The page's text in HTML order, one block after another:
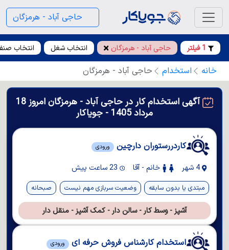
حاجی آباد - هرمزگان
1 فیلتر حاجی آباد - هرمزگان انتخاب شغل انتخاب
خانه استخدام حاجی آباد - هرمزگان
آگهی استخدام کار در حاجی آباد - هرمزگان امروز 18
مرداد 1405 - جویاکار
کاردررستوران دارچین ورودی
4 شهر خانم - آقا 23 ساعت پیش
مبتدی یا بدون سابقه وضعیت سربازی مهم نیست صبحانه
آشپز - وسط کار - سالن دار - کمک آشپز - منقل دار
استخدام کارشناس فروش حرفه ای ورودی